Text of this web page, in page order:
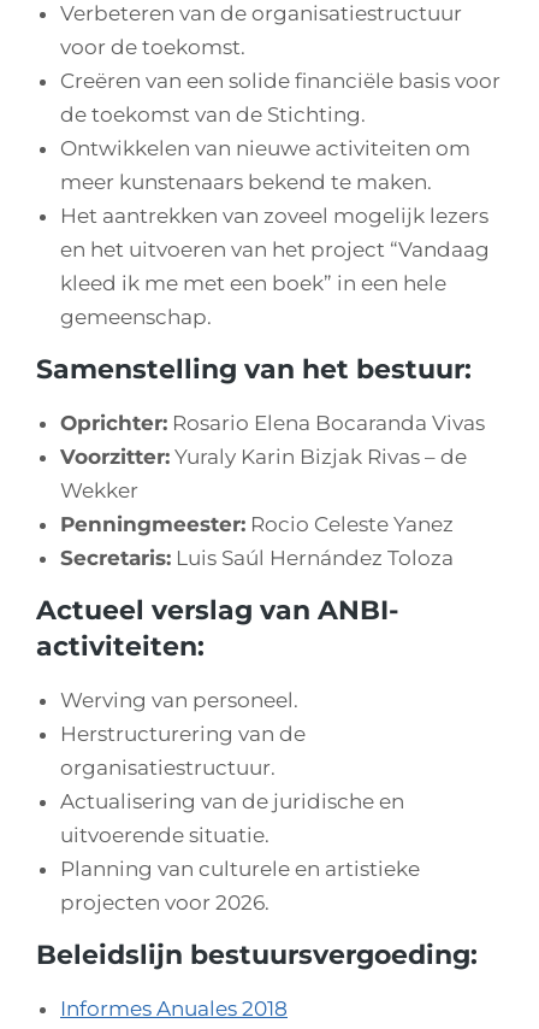
Verbeteren van de organisatiestructuur
voor de toekomst.
Creëren van een solide financiële basis voor
de toekomst van de Stichting.
Ontwikkelen van nieuwe activiteiten om
meer kunstenaars bekend te maken.
Het aantrekken van zoveel mogelijk lezers
en het uitvoeren van het project “Vandaag
kleed ik me met een boek” in een hele
gemeenschap.
Samenstelling van het bestuur:
Oprichter: Rosario Elena Bocaranda Vivas
Voorzitter: Yuraly Karin Bizjak Rivas – de
Wekker
Penningmeester: Rocio Celeste Yanez
Secretaris: Luis Saúl Hernández Toloza
Actueel verslag van ANBI-
activiteiten:
Werving van personeel.
Herstructurering van de
organisatiestructuur.
Actualisering van de juridische en
uitvoerende situatie.
Planning van culturele en artistieke
projecten voor 2026.
Beleidslijn bestuursvergoeding:
Informes Anuales 2018